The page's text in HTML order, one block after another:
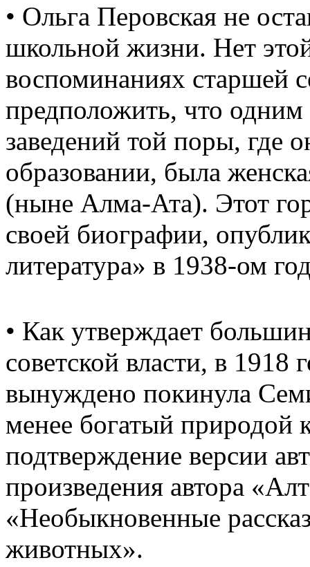
• Ольга Перовская не
школьной жизни. Нет
воспоминаниях
предположить, что
заведений той поры, где
образовании, была
(ныне Алма-Ата). Этот
своей биографии,
литература» в 1938-ом
• Как утверждает
советской власти, в 1918
вынуждено покинула
менее богатый природой
подтверждение версии
произведения автора
«Необыкновенные
животных».